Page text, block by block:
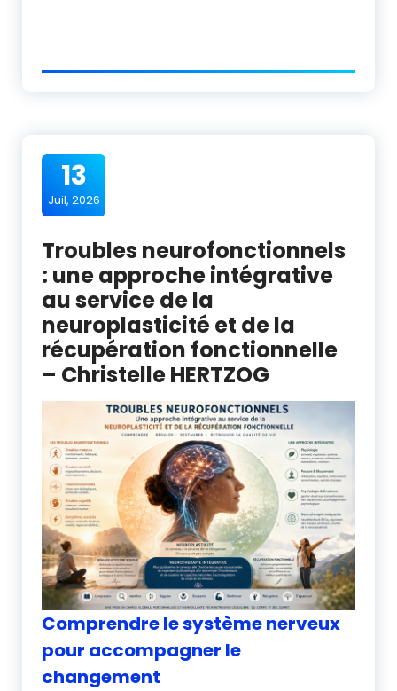
13
Juil, 2026
Troubles neurofonctionnels
: une approche intégrative
au service de la
neuroplasticité et de la
récupération fonctionnelle
– Christelle HERTZOG
Comprendre le système nerveux
pour accompagner le
changement